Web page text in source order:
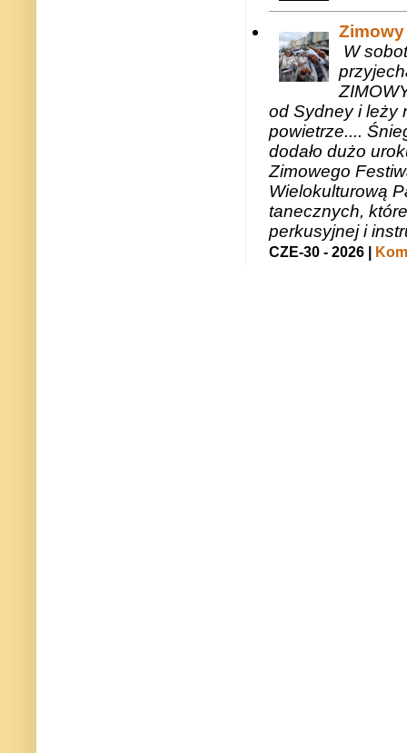
W
od Sydney i leży
powietrze....
dodało dużo
Zimowego
Wielokulturową
tanecznych,
perkusyjnej i
CZE-30 - 2026 |